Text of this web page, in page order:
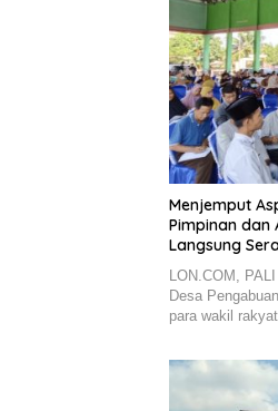
Menjemput
Pimpinan dan
Langsung
Reses Ke-2
LON.COM,
Desa
para wakil